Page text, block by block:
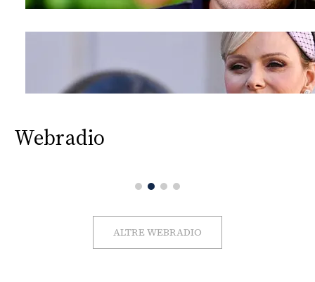
Webradio
ALTRE WEBRADIO